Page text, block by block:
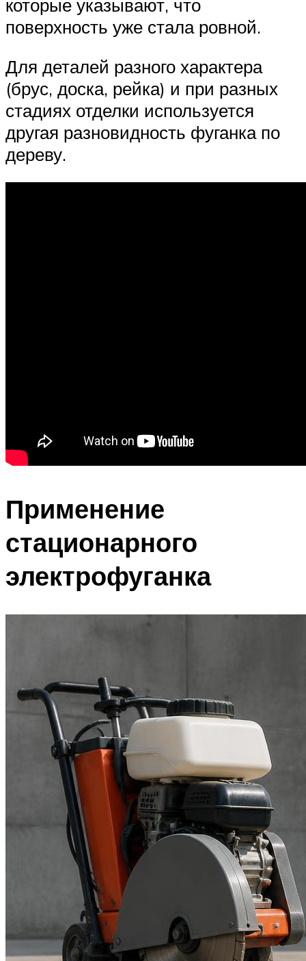
которые указывают, что
поверхность уже стала ровной.
Для деталей разного характера
(брус, доска, рейка) и при разных
стадиях отделки используется
другая разновидность фуганка по
дереву.
Применение
стационарного
электрофуганка